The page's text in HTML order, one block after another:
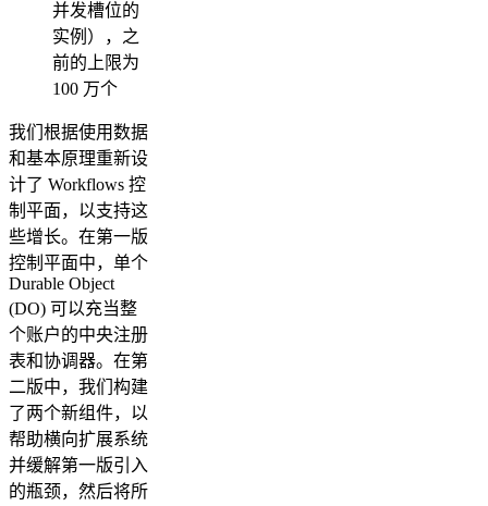
并发槽位的
实例），之
前的上限为
100 万个
我们根据使用数据
和基本原理重新设
计了 Workflows 控
制平面，以支持这
些增长。在第一版
控制平面中，单个
Durable Object
(DO) 可以充当整
个账户的中央注册
表和协调器。在第
二版中，我们构建
了两个新组件，以
帮助横向扩展系统
并缓解第一版引入
的瓶颈，然后将所